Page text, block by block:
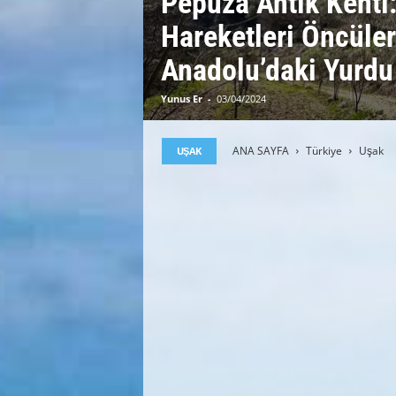
Hareketleri
Anadolu’daki Yurdu
Yunus Er - 03/04/2024
UŞAK ANA SAYFA Türkiye Uşak